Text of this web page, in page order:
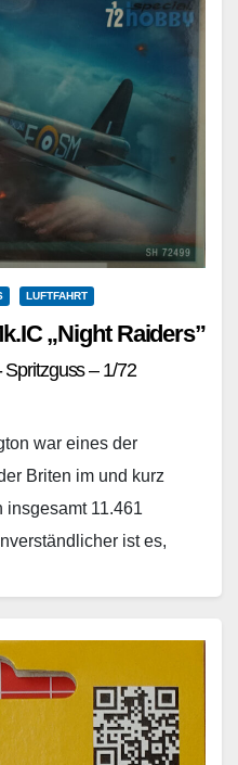
LUFTFAHRT
„Night Raiders”
– 1/72
war eines der
Briten im und kurz
insgesamt 11.461
ist es,